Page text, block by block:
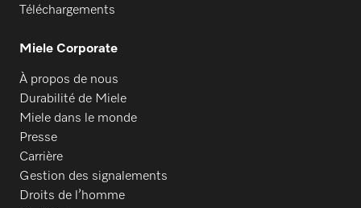
PFD 405
PFD 407
PFD 407 U
Téléchargements
Miele Corporate
À propos de nous
Durabilité de Miele
Miele dans le monde
Presse
Carrière
Gestion des signalements
Droits de l’homme